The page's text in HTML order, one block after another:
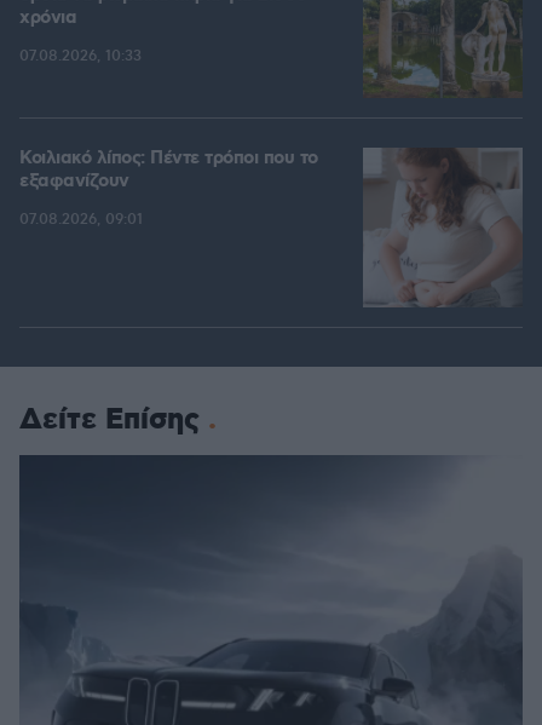
χρόνια
07.08.2026, 10:33
Κοιλιακό λίπος: Πέντε τρόποι που το
εξαφανίζουν
07.08.2026, 09:01
Δείτε Επίσης